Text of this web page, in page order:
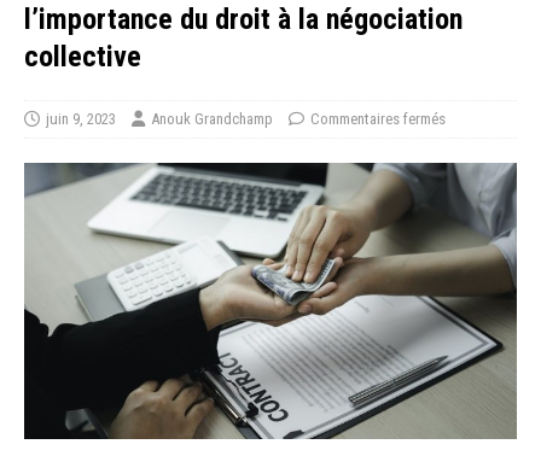
l’importance du droit à la négociation
collective
juin 9, 2023 Anouk Grandchamp Commentaires fermés